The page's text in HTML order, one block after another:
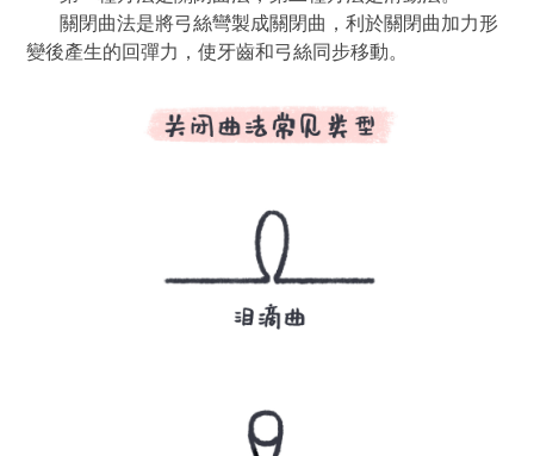
關閉曲法是將弓絲彎製成關閉曲，利於關閉曲加力形
變後產生的回彈力，使牙齒和弓絲同步移動。